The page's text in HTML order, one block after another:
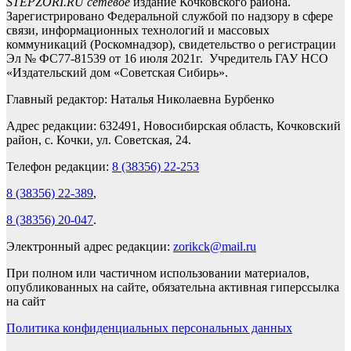
Зарегистрировано Федеральной службой по надзору в сфере
связи, информационных технологий и массовых
коммуникаций (Роскомнадзор), свидетельство о регистрации
Эл № ФС77-81539 от 16 июля 2021г. Учредитель ГАУ НСО
«Издательский дом «Советская Сибирь».
Главный редактор: Наталья Николаевна Бурбенко
Адрес редакции: 632491, Новосибирская область, Кочковский
район, с. Кочки, ул. Советская, 24.
Телефон редакции: 8 (38356) 22-253
8 (38356) 22-389,
8 (38356) 20-047.
Электронный адрес редакции: zorikck@mail.ru
При полном или частичном использовании материалов,
опубликованных на сайте, обязательна активная гиперссылка
на сайт
Политика конфиденциальных персональных данных